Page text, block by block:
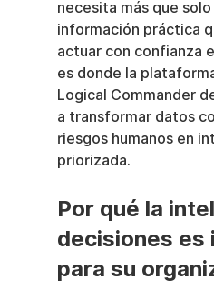
necesita más que
información práctica
actuar con confianza
es donde la
Logical Commander
a transformar datos
riesgos humanos en
priorizada.
Por qué la
decisiones es
para su